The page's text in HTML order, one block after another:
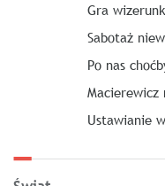
Gra
Sabotaż
Po nas
Macierewicz
Ustawianie